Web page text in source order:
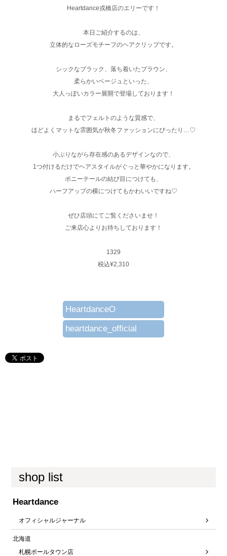
Heartdance戎橋店のエリーです！
本日ご紹介するのは、
立体的なローズモチーフのヘアクリップです。
シックなブラック、落ち着いたブラウン、
柔らかいベージュといった、
大人っぽいカラー展開で登場しております！
まるでフェルトのような質感で、
ほどよくマットな雰囲気が秋冬ファッションにぴったり…♡
小ぶりながら存在感のあるデザインなので、
1つ付けるだけでヘアスタイルがぐっと華やかになります。
ポニーテールの結び目につけても、
ハーフアップの横につけてもかわいいですね♡
ぜひ店頭にてご覧くださいませ！
ご来店心よりお待ちしております！
1329
税込¥2,310
HeartdanceO
heartdance_official
shop list
Heartdance
オフィシャルジャーナル
北海道
札幌ポールタウン店